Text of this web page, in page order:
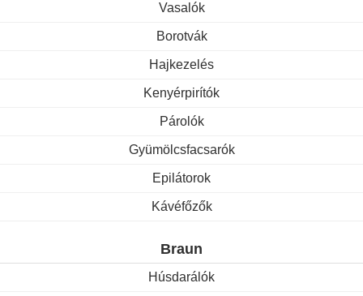
Vasalók
Borotvák
Hajkezelés
Kenyérpirítók
Párolók
Gyümölcsfacsarók
Epilátorok
Kávéfőzők
Braun
Húsdarálók